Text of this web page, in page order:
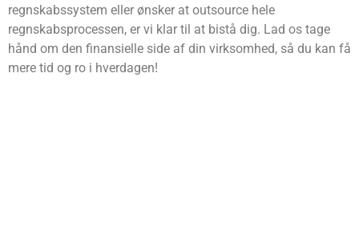
regnskabssystem eller ønsker at outsource hele
regnskabsprocessen, er vi klar til at bistå dig. Lad os tage
hånd om den finansielle side af din virksomhed, så du kan få
mere tid og ro i hverdagen!